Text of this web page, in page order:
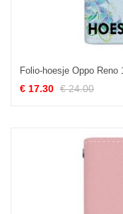
€ 17.30 € 24.00